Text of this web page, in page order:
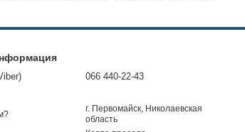
066 440-22-43
г. Первомайск, Николаевская
область